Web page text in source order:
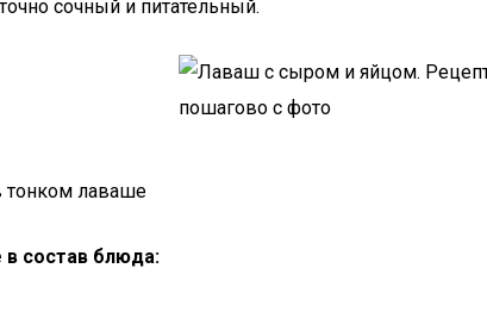
сочный и питательный.
тонком лаваше
состав блюда: